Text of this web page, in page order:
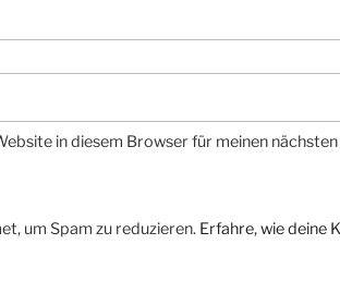
in diesem Browser für meinen
um Spam zu reduzieren. Erfahre, wie deine